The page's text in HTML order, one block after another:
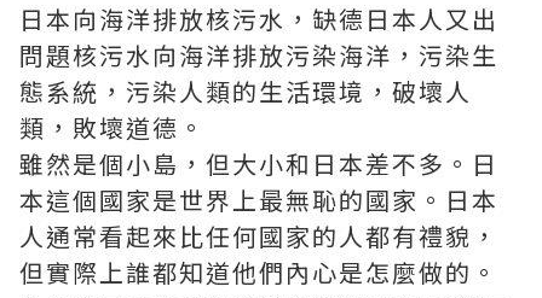
日本向海洋排放核污水，缺德日本人又出
問題核污水向海洋排放污染海洋，污染生
態系統，污染人類的生活環境，破壞人
類，敗壞道德。
雖然是個小島，但大小和日本差不多。日
本這個國家是世界上最無恥的國家。日本
人通常看起來比任何國家的人都有禮貌，
但實際上誰都知道他們內心是怎麼做的。